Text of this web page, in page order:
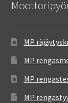
MP
MP
MP
MP